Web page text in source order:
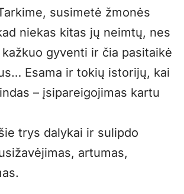
susimetė žmonės
niekas kitas jų neimtų, nes
gyventi ir čia pasitaikė
Esama ir tokių istorijų, kai
– įsipareigojimas kartu
trys dalykai ir sulipdo
artumas,